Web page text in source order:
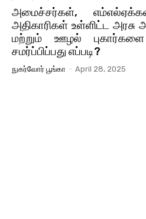
அமைச்சர்கள்,
அதிகாரிகள் உள்ளிட்ட
மற்றும் ஊழல்
சமர்ப்பிப்பது எப்படி?
நுகர்வோர் பூங்கா - April 28, 2025